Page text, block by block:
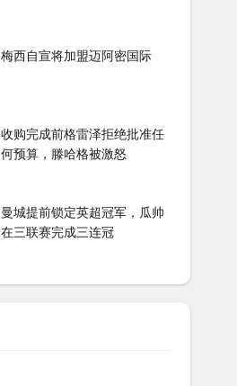
梅西自宣将加盟迈阿密国际
收购完成前格雷泽拒绝批准任
何预算，滕哈格被激怒
曼城提前锁定英超冠军，瓜帅
在三联赛完成三连冠